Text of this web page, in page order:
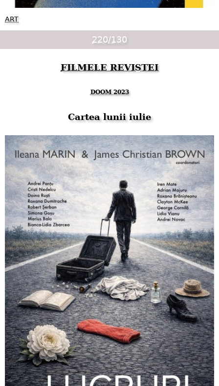
ART
220/130
FILMELE REVISTEI
DOOM 2023
Cartea lunii iulie